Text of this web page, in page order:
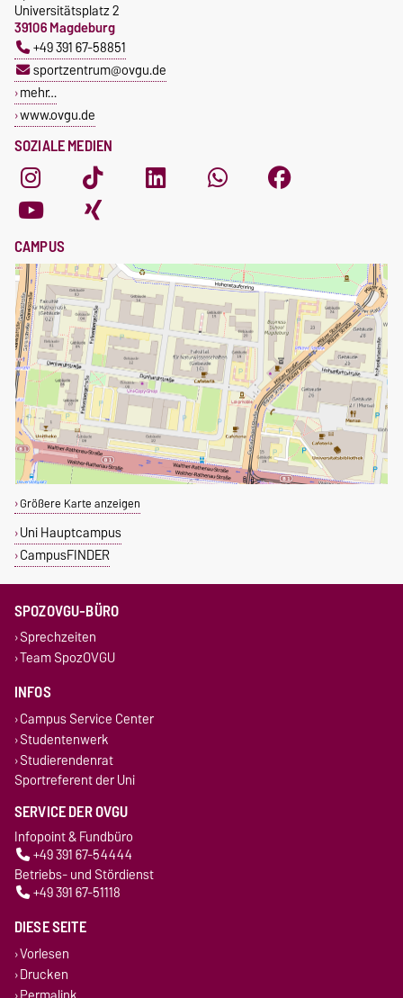
SOZIALE MEDIEN
Universitätsplatz 2
39106 Magdeburg
+49 391 67-58851
sportzentrum@ovgu.de
mehr…
www.ovgu.de
CAMPUS
Größere Karte anzeigen
Uni Hauptcampus
CampusFINDER
SPOZOVGU-BÜRO
Sprechzeiten
Team SpozOVGU
INFOS
Campus Service Center
Studentenwerk
Studierendenrat
Sportreferent der Uni
SERVICE DER OVGU
Infopoint & Fundbüro
+49 391 67-54444
Betriebs- und Stördienst
+49 391 67-51118
DIESE SEITE
Vorlesen
Drucken